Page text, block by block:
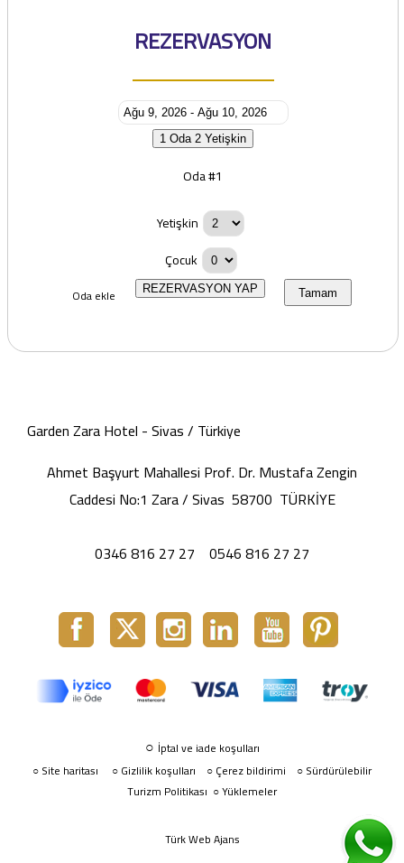
REZERVASYON
1 Oda 2 Yetişkin
Oda #1
Yetişkin
Çocuk
Oda ekle Tamam
REZERVASYON YAP
Garden Zara Hotel - Sivas / Türkiye
Ahmet Başyurt Mahallesi Prof. Dr. Mustafa Zengin
Caddesi No:1 Zara / Sivas 58700 TÜRKİYE
0346 816 27 27 0546 816 27 27
○ İptal ve iade koşulları
○ Site haritası ○Gizlilik koşulları ○ Çerez bildirimi ○ Sürdürülebilir
Turizm Politikası ○ Yüklemeler
Türk Web Ajans